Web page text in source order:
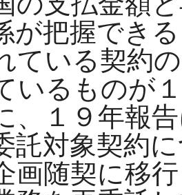
が把握でき
ている契約
いるものが
１９年報
託対象契約
画随契に移